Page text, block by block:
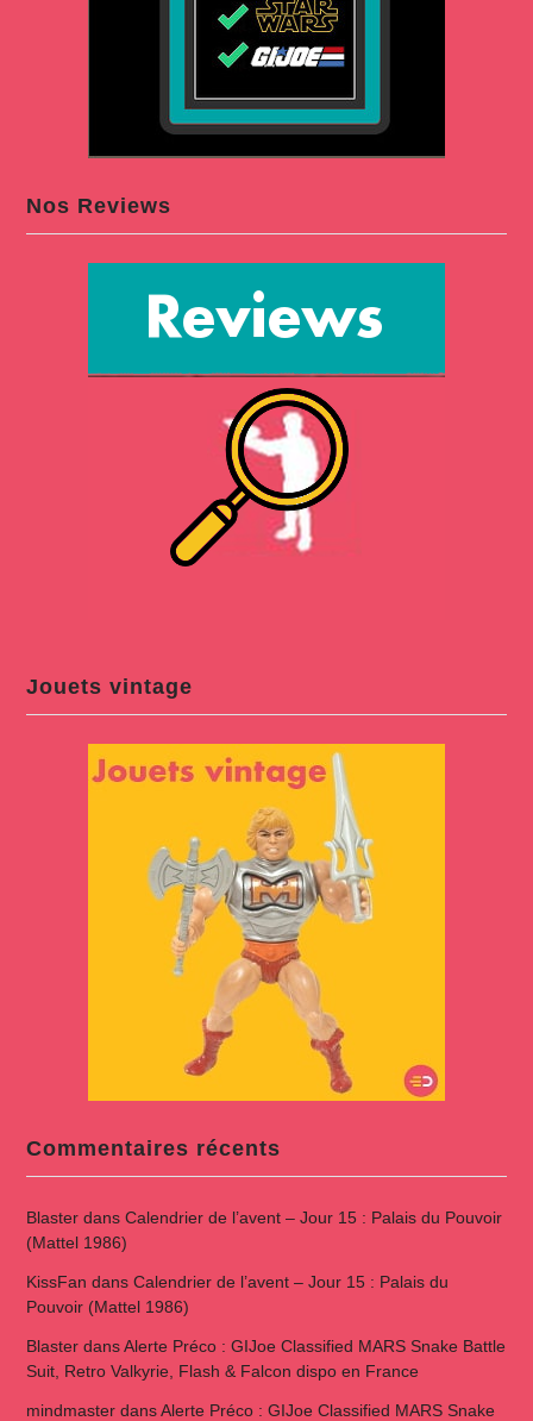
Nos Reviews
Jouets vintage
Commentaires récents
Blasterdans Calendrier de l’avent – Jour 15 : Palais du Pouvoir
(Mattel 1986)
KissFan dans Calendrier de l’avent – Jour 15 : Palais du
Pouvoir (Mattel 1986)
BlasterdansAlerte Préco : GIJoe Classified MARS Snake Battle
Suit, Retro Valkyrie, Flash & Falcon dispo en France
mindmasterdansAlerte Préco : GIJoe Classified MARS Snake